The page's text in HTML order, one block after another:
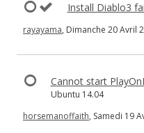
Install Diablo3
rayayama, Dimanche 20 Avril
Cannot start
Ubuntu 14.04
horsemanoffaith, Samedi 19